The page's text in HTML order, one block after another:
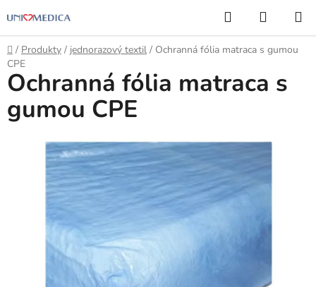
na
obsah
Hľadať
KOŠÍK
Domov
/ Produkty / jednorazový textil / Ochranná fólia matraca s gumou
CPE
Ochranná fólia matraca s
gumou CPE